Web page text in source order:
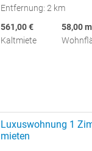
Entfernung: 2 km
561,00 €
Kaltmiete
58,00
Luxuswohnung 1
mieten